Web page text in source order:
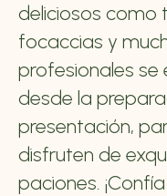
deliciosos como
focaccias y
profesionales
desde la
presentación,
disfruten de
paciones.